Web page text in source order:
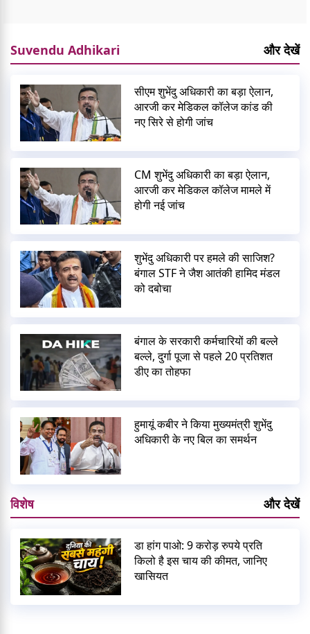
Suvendu Adhikari और देखें
सीएम शुभेंदु अधिकारी का बड़ा ऐलान,
आरजी कर मेडिकल कॉलेज कांड की
नए सिरे से होगी जांच
CM शुभेंदु अधिकारी का बड़ा ऐलान,
आरजी कर मेडिकल कॉलेज मामले में
होगी नई जांच
शुभेंदु अधिकारी पर हमले की साजिश?
बंगाल STF ने जैश आतंकी हामिद मंडल
को दबोचा
बंगाल के सरकारी कर्मचारियों की बल्ले
बल्ले, दुर्गा पूजा से पहले 20 प्रतिशत
डीए का तोहफा
हुमायूं कबीर ने किया मुख्यमंत्री शुभेंदु
अधिकारी के नए बिल का समर्थन
विशेष और देखें
डा हांग पाओ: 9 करोड़ रुपये प्रति
किलो है इस चाय की कीमत, जानिए
खासियत